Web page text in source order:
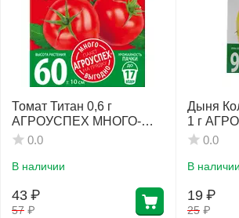
Томат Титан 0,6 г
АГРОУСПЕХ МНОГО-
ВЫГОДНО
0.0
В наличии
57 ₽
43 ₽
Дыня
1 г
0.0
В наличии
25 ₽
19 ₽